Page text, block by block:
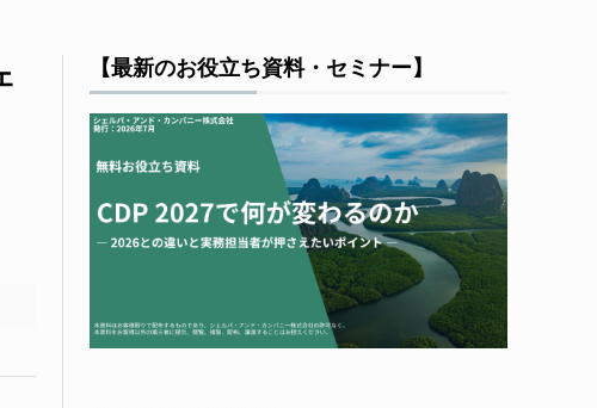
【最新のお役立ち資料・セミナー】